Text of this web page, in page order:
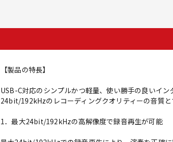
【製品の特長】
USB-C対応のシンプルかつ軽量、使い勝手の良いイン
24bit/192kHzのレコーディングクオリティーの音質
1．最大24bit/192kHzの高解像度で録音再生が可能